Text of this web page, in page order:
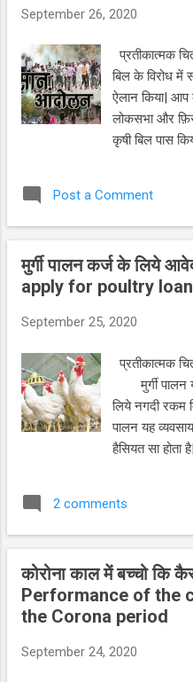
पढेगा, बल्की
कि योजना है|
चित्र माध्यम
September 26, 2020
प्रतीकात्मक
बिल के विरोध
ऐलान किया|
लोकसभा और
कृषी बिल पास
किसान समुदाय के
हो, लेकीन इस
गुस्सा देशभर के
संघटनाओ का
लेकीन, इस बिल
रहे के इस बिल
गुस्सा फुट रहा
केद्र के विरोध में
बल्की किसान
करके जोखीम
Post a Comment
मुर्गी पालन कर्ज के लिये
apply for poultry loan
September 25, 2020
प्रतीकात्मक
मुर्गी पालन
लिये नगदी रकम
पालन यह
हैसियत सा होता
किसान यह
में अपना सर उंचा
मुर्गी पालन करके
इस उद्योग पर
व्यवसाय मुर्गी
भारतीय स्टेट बैंक
2 comments
कोरोना काल में बच्चो कि
Performance of the
the Corona period
September 24, 2020